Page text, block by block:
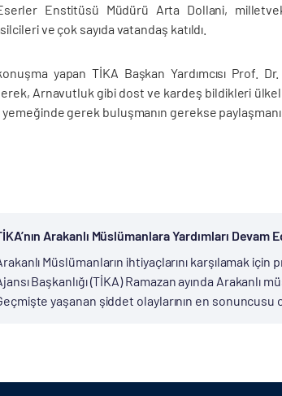
Enstitüsü Müdürü Arta Dollani,
ve çok sayıda vatandaş katıldı.
yapan TİKA Başkan Yardımcısı Prof.
Arnavutluk gibi dost ve kardeş bildikleri
gerek buluşmanın gerekse
Arakanlı Müslümanlara Yardımları Devam
Müslümanların ihtiyaçlarını karşılamak
Başkanlığı (TİKA) Ramazan ayında
yaşanan şiddet olaylarının en sonuncusu